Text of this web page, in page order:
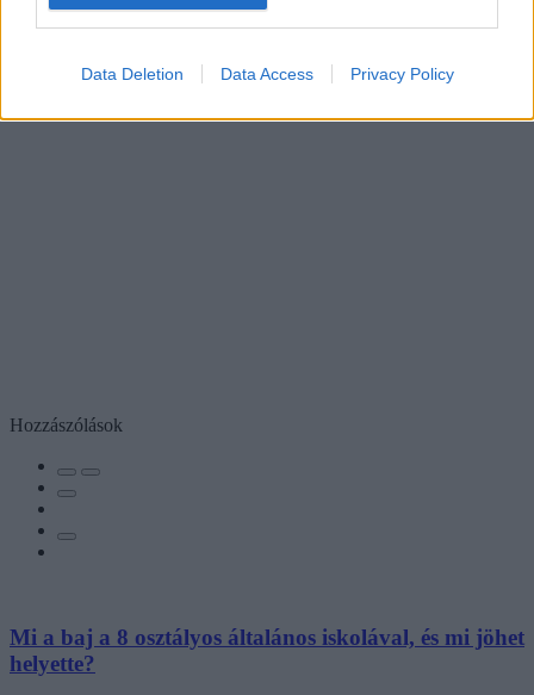
Data Deletion Data Access Privacy Policy
Hozzászólások
Mi a baj a 8 osztályos általános iskolával, és mi jöhet
helyette?